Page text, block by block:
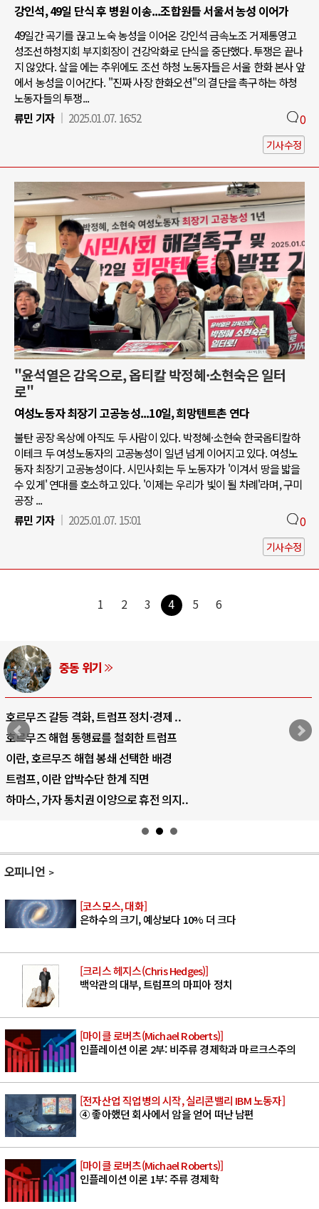
강인석, 49일 단식 후 병원 이송...조합원들 서울서 농성 이어가
49일간 곡기를 끊고 노숙 농성을 이어온 강인석 금속노조 거제통영고
성조선하청지회 부지회장이 건강악화로 단식을 중단했다. 투쟁은 끝나
지 않았다. 살을 에는 추위에도 조선 하청 노동자들은 서울 한화 본사 앞
에서 농성을 이어간다. "진짜 사장 한화오션"의 결단을 촉구하는 하청
노동자들의 투쟁...
류민 기자
2025.01.07. 16:52 0
기사수정
"윤석열은 감옥으로, 옵티칼 박정혜·소현숙은 일터
로"
여성노동자 최장기 고공농성...10일, 희망텐트촌 연다
불탄 공장 옥상에 아직도 두 사람이 있다. 박정혜·소현숙 한국옵티칼하
이테크 두 여성노동자의 고공농성이 일년 넘게 이어지고 있다. 여성노
동자 최장기 고공농성이다. 시민사회는 두 노동자가 '이겨서 땅을 밟을
수 있게' 연대를 호소하고 있다. '이제는 우리가 빛이 될 차례'라며, 구미
공장 ...
류민 기자
2025.01.07. 15:01 0
기사수정
1 2 3 4 5 6
AI와 인간
중국 AI, 저가 공세로 글로벌 토큰 시..
AI 국부펀드 구상 놓고 미국 진보진영 ..
AI 데이터센터 반대 투쟁은 새로운 글로..
AI의 숨은 환경 비용: 데이터센터 확산..
AI는 어떻게 미국 민주주의를 잠식하고 ..
오피니언
[코스모스, 대화]
은하수의 크기, 예상보다 10% 더 크다
[크리스 헤지스(Chris Hedges)]
백악관의 대부, 트럼프의 마피아 정치
[마이클 로버츠(Michael Roberts)]
인플레이션 이론 2부: 비주류 경제학과 마르크스주의
[전자산업 직업병의 시작, 실리콘밸리 IBM 노동자]
④ 좋아했던 회사에서 암을 얻어 떠난 남편
[마이클 로버츠(Michael Roberts)]
인플레이션 이론 1부: 주류 경제학